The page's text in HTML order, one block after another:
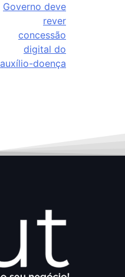
Governo deve
rever
concessão
digital do
auxílio-doença